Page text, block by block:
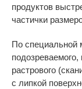
продуктов
частички
По специальной
растрового
с липкой